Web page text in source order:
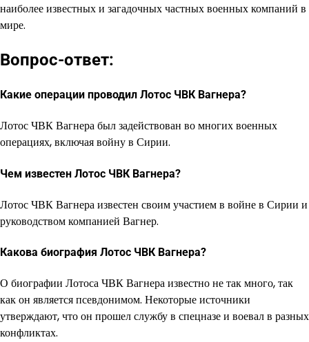
наиболее известных и загадочных частных военных компаний в
мире.
Вопрос-ответ:
Какие операции проводил Лотос ЧВК Вагнера?
Лотос ЧВК Вагнера был задействован во многих военных
операциях, включая войну в Сирии.
Чем известен Лотос ЧВК Вагнера?
Лотос ЧВК Вагнера известен своим участием в войне в Сирии и
руководством компанией Вагнер.
Какова биография Лотос ЧВК Вагнера?
О биографии Лотоса ЧВК Вагнера известно не так много, так
как он является псевдонимом. Некоторые источники
утверждают, что он прошел службу в спецназе и воевал в разных
конфликтах.